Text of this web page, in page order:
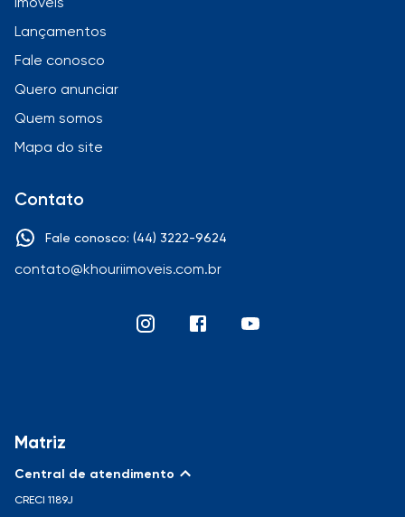
Lançamentos
Fale conosco
Quero anunciar
Quem somos
Mapa do site
Contato
Fale conosco: (44) 3222-9624
contato@khouriimoveis.com.br
Matriz
Central de atendimento
CRECI 1189J